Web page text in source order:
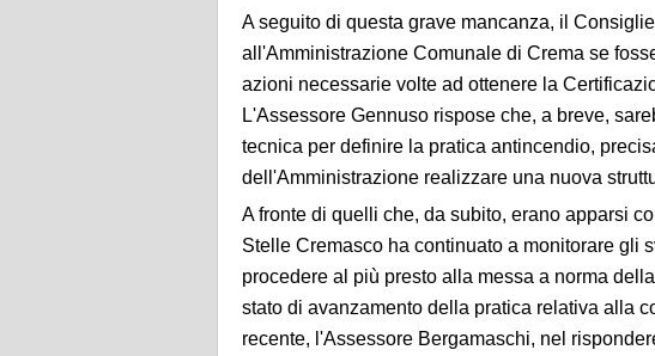
A seguito di questa grave mancanza, il
all'Amministrazione Comunale di Crema se
azioni necessarie volte ad ottenere la
L'Assessore Gennuso rispose che, a breve,
tecnica per definire la pratica antincendio,
dell'Amministrazione realizzare una nuova
A fronte di quelli che, da subito, erano apparsi
Stelle Cremasco ha continuato a monitorare gli
procedere al più presto alla messa a norma
stato di avanzamento della pratica relativa alla
recente, l'Assessore Bergamaschi, nel